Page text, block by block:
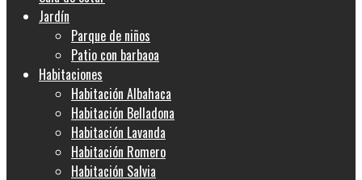
Jardín
Parque de niños
Patio con barbaoa
Habitaciones
Habitación Albahaca
Habitación Belladona
Habitación Lavanda
Habitación Romero
Habitación Salvia